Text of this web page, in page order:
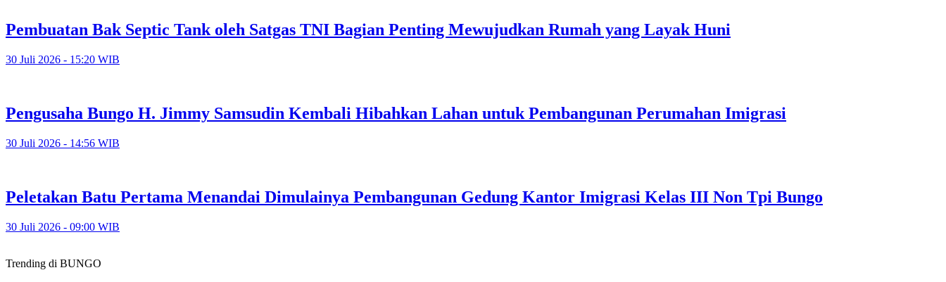
Pembuatan Bak Septic Tank oleh Satgas TNI Bagian Penting Mewujudkan Rumah yang Layak Huni
30 Juli 2026 - 15:20 WIB
Pengusaha Bungo H. Jimmy Samsudin Kembali Hibahkan Lahan untuk Pembangunan Perumahan Imigrasi
30 Juli 2026 - 14:56 WIB
Peletakan Batu Pertama Menandai Dimulainya Pembangunan Gedung Kantor Imigrasi Kelas III Non Tpi Bungo
30 Juli 2026 - 09:00 WIB
Trending di BUNGO